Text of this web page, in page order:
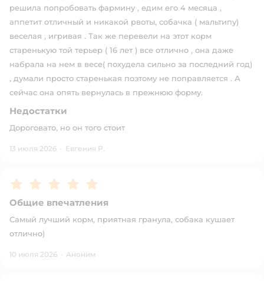
решила попробовать фармину , едим его 4 месяца ,
аппетит отличный и никакой рвоты, собачка ( мальтипу)
веселая , игривая . Так же перевели на этот корм
старенькую той терьер ( 16 лет ) все отлично , она даже
набрала на нем в весе( похудела сильно за последний год)
, думали просто старенькая поэтому не поправляется . А
сейчас она опять вернулась в прежнюю форму.
Недостатки
Дороговато, но он того стоит
13 июля 2026 · Евгения Р.
Рейтинг:5
Общие впечатления
Самый лучший корм, приятная гранула, собака кушает
отлично)
10 июля 2026 · Аноним